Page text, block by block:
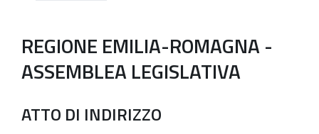
REGIONE EMILIA-ROMAGNA -
ASSEMBLEA LEGISLATIVA
ATTO DI INDIRIZZO